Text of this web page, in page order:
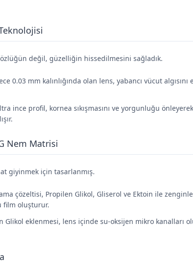
değil, güzelliğin hissedilmesini sağladık.
0.03 mm kalınlığında olan lens, yabancı vücut
ince profil, kornea sıkışmasını ve yorgunluğu
Nem Matrisi
giyinmek için tasarlanmış.
çözeltisi, Propilen Glikol, Gliserol ve Ektoin ile
film oluşturur.
Glikol eklenmesi, lens içinde su-oksijen mikro kanalları